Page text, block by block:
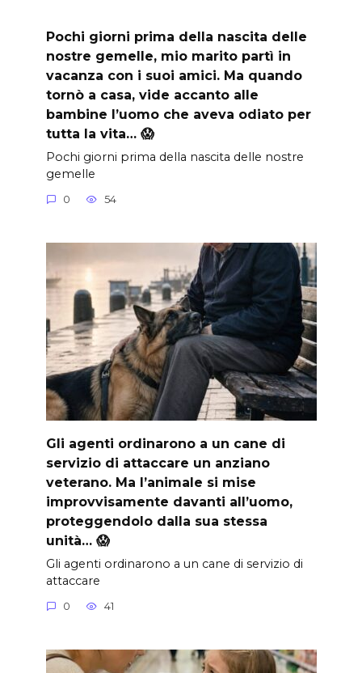
Pochi giorni prima della nascita delle
nostre gemelle, mio marito partì in
vacanza con i suoi amici. Ma quando
tornò a casa, vide accanto alle
bambine l’uomo che aveva odiato per
tutta la vita… 😱
Pochi giorni prima della nascita delle nostre
gemelle
0 54
Gli agenti ordinarono a un cane di
servizio di attaccare un anziano
veterano. Ma l’animale si mise
improvvisamente davanti all’uomo,
proteggendolo dalla sua stessa
unità… 😱
Gli agenti ordinarono a un cane di servizio di
attaccare
0 41